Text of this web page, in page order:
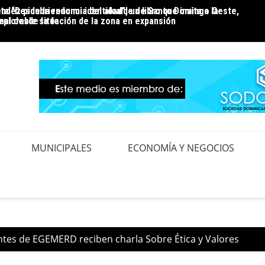
“Descubriendo mi identidad”, un libro que invita a la
desde la fe
pide la renuncia del alcalde de Santo Domingo Oeste,
situación de la zona en expansión
Luz
MUNICIPALES ECONOMÍA Y NEGOCIOS
de EGEMERD reciben charla Sobre Ética y Valores